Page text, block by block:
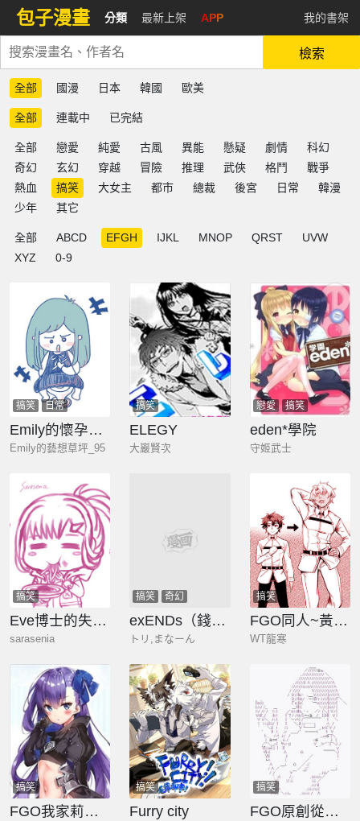
包子漫畫 分類 最新上架 APP 我的書架
檢索
全部 國漫 日本 韓國 歐美
全部 連載中 已完結
全部 戀愛 純愛 古風 異能 懸疑 劇情
科幻
奇幻
玄幻 穿越 冒險 推理 武俠 格鬥
戰爭
熱血
搞笑 大女主 都市 總裁 後宮 日常
韓漫
少年
其它
全部 ABCD EFGH IJKL MNOP QRST
UVW
XYZ
0-9
搞笑 日常
Emily的懷孕記事
Emily的藝想草坪_95
搞笑
ELEGY
大巖賢次
戀愛 搞笑
eden*學院
守姬武士
搞笑
Eve博士的失智日常
sarasenia
搞笑 奇幻
exENDs（錢媒者）
トリ,まなーん
搞笑
FGO同人~黃毛咕噠
WT龍寒
搞笑
FGO我家莉莉絲果然是傲嬌！
搞笑
Furry city
搞笑
FGO原創從者歷史傳承再現記